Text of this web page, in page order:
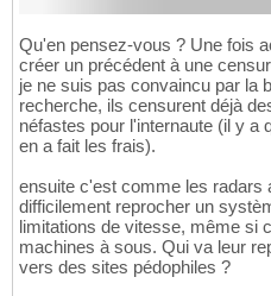
Qu'en pensez-vous ? Une fois
créer un précédent à une
je ne suis pas convaincu par la
recherche, ils censurent déjà
néfastes pour l'internaute (il y a
en a fait les frais).
ensuite c'est comme les radars
difficilement reprocher un
limitations de vitesse, même si
machines à sous. Qui va leur
vers des sites pédophiles ?